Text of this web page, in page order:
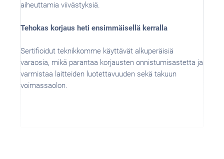
aiheuttamia viivästyksiä.
Tehokas korjaus heti ensimmäisellä kerralla
Sertifioidut teknikkomme käyttävät alkuperäisiä
varaosia, mikä parantaa korjausten onnistumisastetta ja
varmistaa laitteiden luotettavuuden sekä takuun
voimassaolon.